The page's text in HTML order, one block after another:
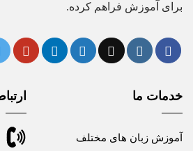
برای آموزش فراهم کرده.
خدمات ما
آموزش زبان های مختلف